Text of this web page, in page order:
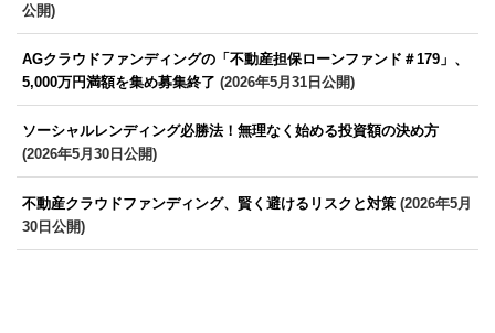
公開)
AGクラウドファンディングの「不動産担保ローンファンド＃179」、
5,000万円満額を集め募集終了 (2026年5月31日公開)
ソーシャルレンディング必勝法！無理なく始める投資額の決め方
(2026年5月30日公開)
不動産クラウドファンディング、賢く避けるリスクと対策 (2026年5月
30日公開)